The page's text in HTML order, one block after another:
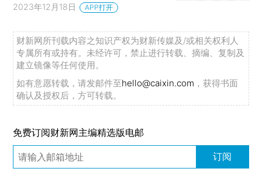
2023年12月18日 APP打开
财新网所刊载内容之知识产权为财新传媒及/或相关权利人
专属所有或持有。未经许可，禁止进行转载、摘编、复制及
建立镜像等任何使用。
如有意愿转载，请发邮件至hello@caixin.com ，获得书面
确认及授权后，方可转载。
免费订阅财新网主编精选版电邮
订阅